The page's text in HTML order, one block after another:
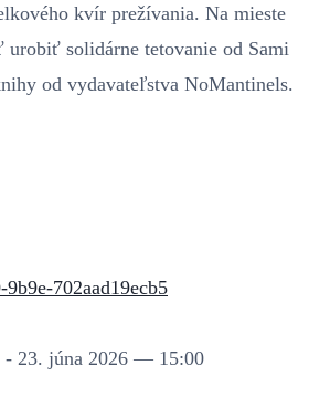
kvír prežívania. Na mieste
urobiť solidárne tetovanie od Sami
od vydavateľstva NoMantinels.
- 23. júna 2026 — 15:00